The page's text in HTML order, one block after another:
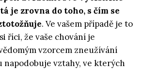
je zrovna do toho, s čím se
. Ve vašem případě je to
říci, že vaše chování je
vzorcem zneužívání
napodobuje vztahy, ve kterých